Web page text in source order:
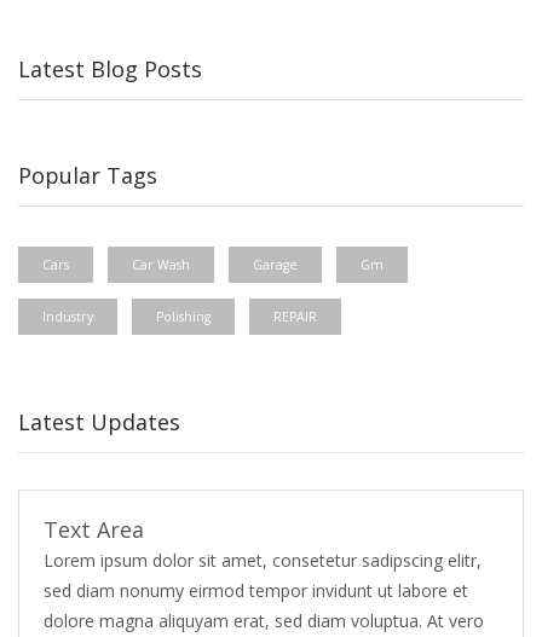
Latest Blog Posts
Popular Tags
Cars Car Wash Garage Gm
Industry Polishing REPAIR
Latest Updates
Text Area
Lorem ipsum dolor sit amet, consetetur sadipscing elitr,
sed diam nonumy eirmod tempor invidunt ut labore et
dolore magna aliquyam erat, sed diam voluptua. At vero